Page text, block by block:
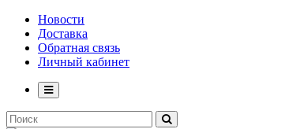
Новости
Доставка
Обратная связь
Личный кабинет